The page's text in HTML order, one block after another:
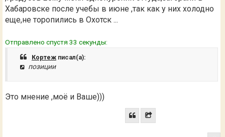
Хабаровске после учебы в июне ,так как у них холодно
еще,не торопились в Охотск ...
Отправлено спустя 33 секунды:
Кортеж писал(а):
позиции
Это мнение ,моё и Ваше)))